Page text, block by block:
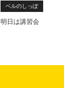
ベルのしっぽ
明日は講習会